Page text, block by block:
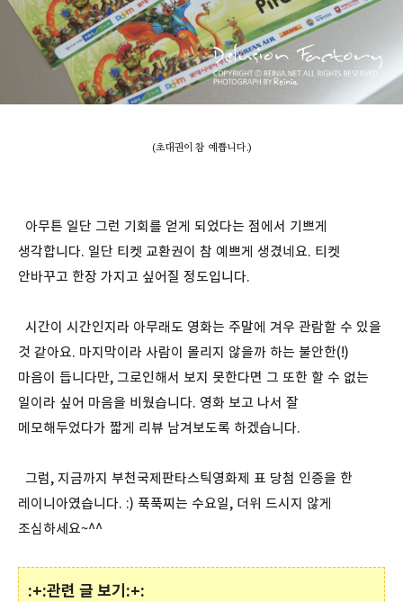
(초대권이 참 예쁩니다.)
아무튼 일단 그런 기회를 얻게 되었다는 점에서 기쁘게
생각합니다. 일단 티켓 교환권이 참 예쁘게 생겼네요. 티켓
안바꾸고 한장 가지고 싶어질 정도입니다.
시간이 시간인지라 아무래도 영화는 주말에 겨우 관람할 수 있을
것 같아요. 마지막이라 사람이 몰리지 않을까 하는 불안한(!)
마음이 듭니다만, 그로인해서 보지 못한다면 그 또한 할 수 없는
일이라 싶어 마음을 비웠습니다. 영화 보고 나서 잘
메모해두었다가 짧게 리뷰 남겨보도록 하겠습니다.
그럼, 지금까지 부천국제판타스틱영화제 표 당첨 인증을 한
레이니아였습니다. :) 푹푹찌는 수요일, 더위 드시지 않게
조심하세요~^^
:+:관련 글 보기:+: